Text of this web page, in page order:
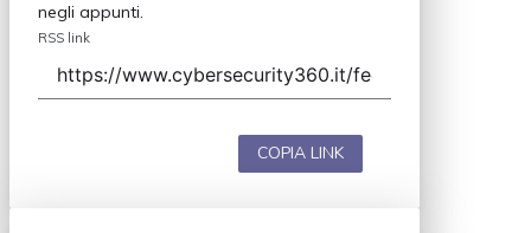
negli appunti.
RSS link
COPIA LINK